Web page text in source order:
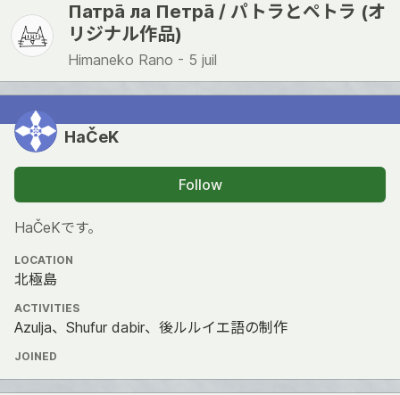
Патра̄ ла Петра̄ / パトラとペトラ (オ
リジナル作品)
Himaneko Rano - 5 juil
HaČeK
Follow
HaČeKです。
LOCATION
北極島
ACTIVITIES
Azulja、Shufur dabir、後ルルイエ語の制作
JOINED